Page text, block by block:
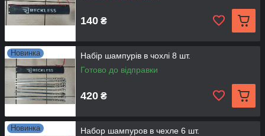
140 ₴
Новинка
Набір шампурів в чохлі 8 шт.
Готово до відправки
420 ₴
Новинка
Набор шампуров в чехле 6 шт.